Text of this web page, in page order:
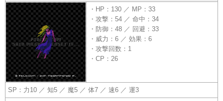
・HP：130 ／ MP：33
・攻撃：54 ／ 命中：34
・防御：48 ／ 回避：33
・威力：6 ／ 効果：6
・攻撃回数：1
・CP：26
SP：力10 ／ 知5 ／ 魔5 ／ 体7 ／ 速6 ／ 運3